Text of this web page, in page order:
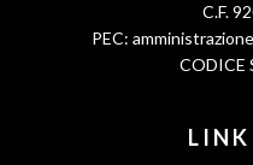
C.F.
PEC:
CODICE